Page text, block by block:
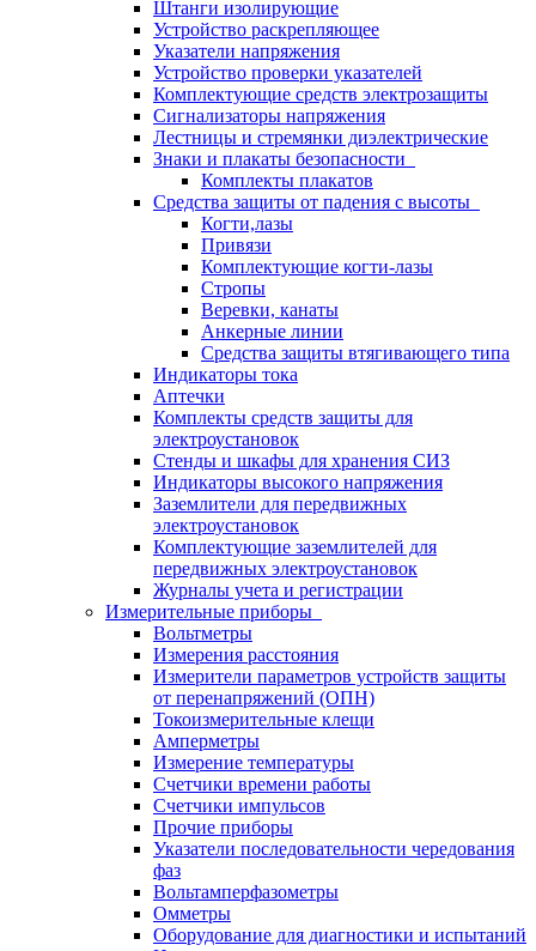
Штанги изолирующие
Устройство раскрепляющее
Указатели напряжения
Устройство проверки указателей
Комплектующие средств электрозащиты
Сигнализаторы напряжения
Лестницы и стремянки диэлектрические
Знаки и плакаты безопасности
Комплекты плакатов
Средства защиты от падения с высоты
Когти,лазы
Привязи
Комплектующие когти-лазы
Стропы
Веревки, канаты
Анкерные линии
Средства защиты втягивающего типа
Индикаторы тока
Аптечки
Комплекты средств защиты для
электроустановок
Стенды и шкафы для хранения СИЗ
Индикаторы высокого напряжения
Заземлители для передвижных
электроустановок
Комплектующие заземлителей для
передвижных электроустановок
Журналы учета и регистрации
Измерительные приборы
Вольтметры
Измерения расстояния
Измерители параметров устройств защиты
от перенапряжений (ОПН)
Токоизмерительные клещи
Амперметры
Измерение температуры
Счетчики времени работы
Счетчики импульсов
Прочие приборы
Указатели последовательности чередования
фаз
Вольтамперфазометры
Омметры
Оборудование для диагностики и испытаний